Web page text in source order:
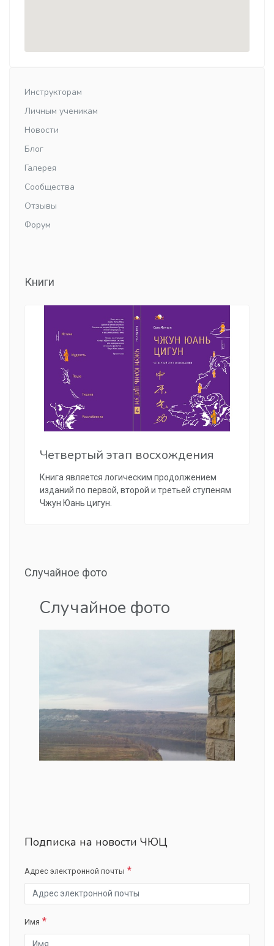
Инструкторам
Личным ученикам
Новости
Блог
Галерея
Сообщества
Отзывы
Форум
Книги
Четвертый этап восхождения
Книга является логическим продолжением
изданий по первой, второй и третьей ступеням
Чжун Юань цигун.
Случайное фото
Случайное фото
Подписка на новости ЧЮЦ
Адрес электронной почты
Имя